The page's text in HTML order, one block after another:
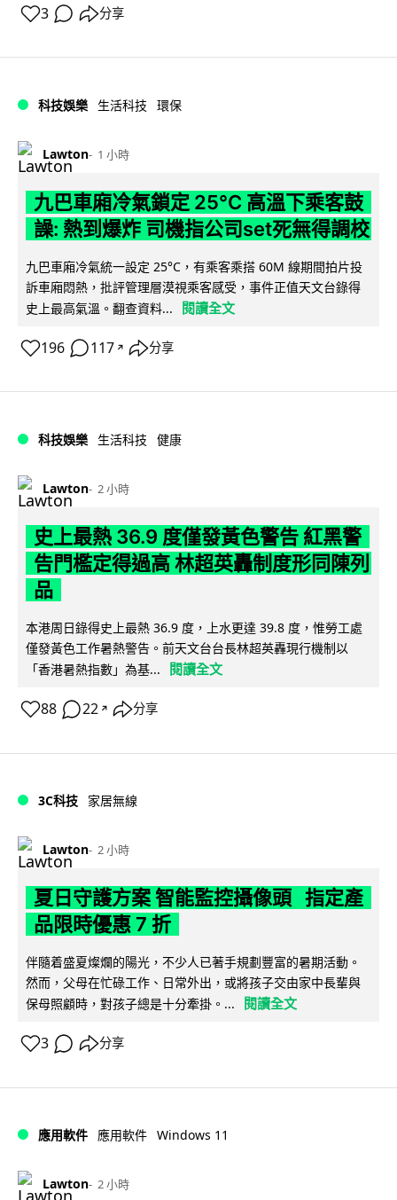
3 分享
科技娛樂 生活科技 環保
Lawton 1 小時
九巴車廂冷氣鎖定 25°C 高溫下乘客鼓
譟: 熱到爆炸 司機指公司set死無得調校
九巴車廂冷氣統一設定 25°C，有乘客乘搭 60M 線期間拍片投
訴車廂悶熱，批評管理層漠視乘客感受，事件正值天文台錄得
史上最高氣溫。翻查資料...
閱讀全文
196 117 ↗ 分享
科技娛樂 生活科技 健康
Lawton 2 小時
史上最熱 36.9 度僅發黃色警告 紅黑警
告門檻定得過高 林超英轟制度形同陳列
品
本港周日錄得史上最熱 36.9 度，上水更達 39.8 度，惟勞工處
僅發黃色工作暑熱警告。前天文台台長林超英轟現行機制以
「香港暑熱指數」為基...
閱讀全文
88 22 ↗ 分享
3C科技 家居無線
Lawton 2 小時
夏日守護方案 智能監控攝像頭 指定產
品限時優惠 7 折
伴隨着盛夏燦爛的陽光，不少人已著手規劃豐富的暑期活動。
然而，父母在忙碌工作、日常外出，或將孩子交由家中長輩與
保母照顧時，對孩子總是十分牽掛。...
閱讀全文
3 分享
應用軟件 應用軟件 Windows 11
Lawton 2 小時